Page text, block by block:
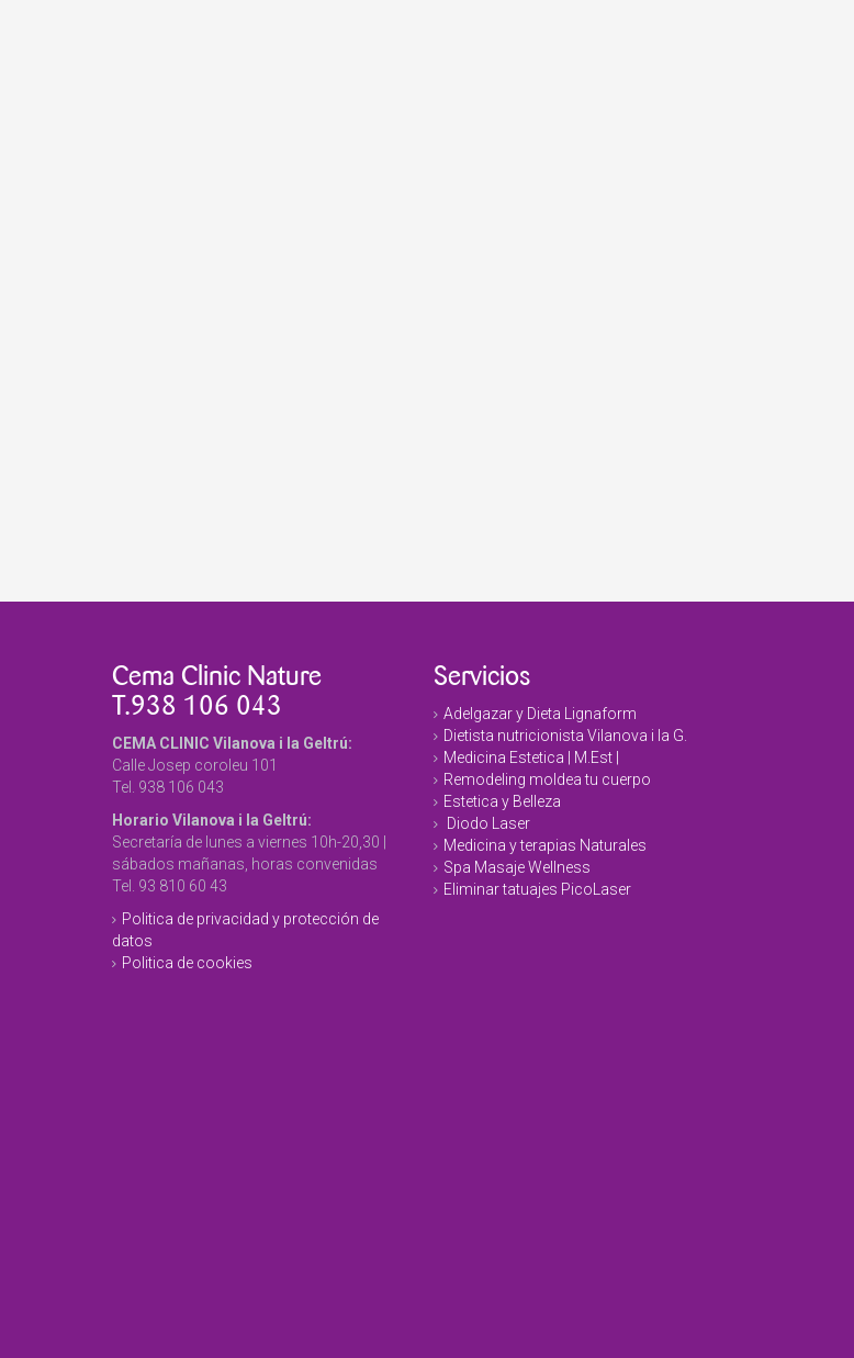
Cema Clinic Nature
T.938 106 043
CEMA CLINIC Vilanova i la Geltrú:
Calle Josep coroleu 101
Tel. 938 106 043
Horario Vilanova i la Geltrú:
Secretaría de lunes a viernes 10h-20,30 |
sábados mañanas, horas convenidas
Tel. 93 810 60 43
Politica de privacidad y protección de
datos
Politica de cookies
Servicios
Adelgazar y Dieta Lignaform
Dietista nutricionista Vilanova i la G.
Medicina Estetica | M.Est |
Remodeling moldea tu cuerpo
Estetica y Belleza
Diodo Laser
Medicina y terapias Naturales
Spa Masaje Wellness
Eliminar tatuajes PicoLaser